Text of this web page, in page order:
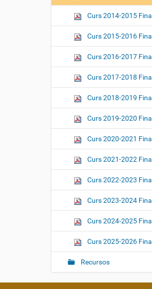
Curs 2014-2015 Final
Curs 2015-2016 Final
Curs 2016-2017 Final
Curs 2017-2018 Final
Curs 2018-2019 Final
Curs 2019-2020 Final
Curs 2020-2021 Final
Curs 2021-2022 Final
Curs 2022-2023 Final
Curs 2023-2024 Final
Curs 2024-2025 Final
Curs 2025-2026 Final
Recursos